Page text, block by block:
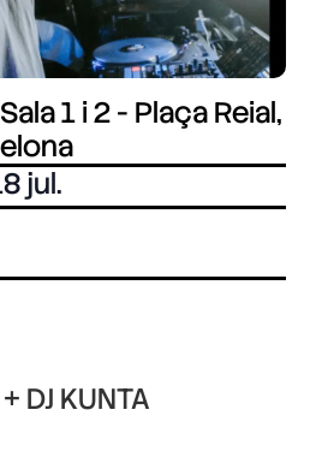
1 i 2 - Plaça Reial,
jul.
DJ KUNTA